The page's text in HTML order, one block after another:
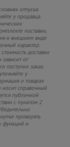
отпуска
у продавца.
поставки,
и внешнем виде
характер.
доставки
от
поступил заказ.
у
о товарах
справочный
публичной
с пунктом 2
проверять
функций и